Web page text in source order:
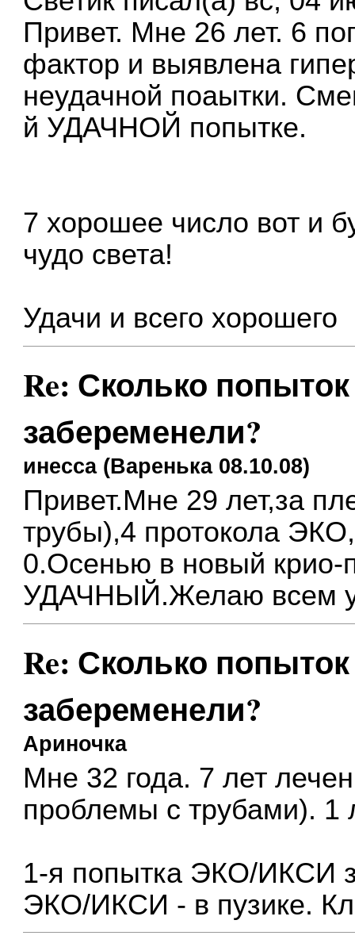
Привет. Мне 26 лет. 6
фактор и выявлена
неудачной поаытки.
й УДАЧНОЙ попытке.
7 хорошее число вот и
чудо света!
Удачи и всего хорошего
Re: Сколько
забеременели?
инесса (Варенька 08.10.08)
Привет.Мне 29 лет,за
трубы),4 протокола
0.Осенью в новый крио-
УДАЧНЫЙ.Желаю всем
Re: Сколько
забеременели?
Ариночка
Мне 32 года. 7 лет
проблемы с трубами). 1
1-я попытка ЭКО/ИКСИ
ЭКО/ИКСИ - в пузике.